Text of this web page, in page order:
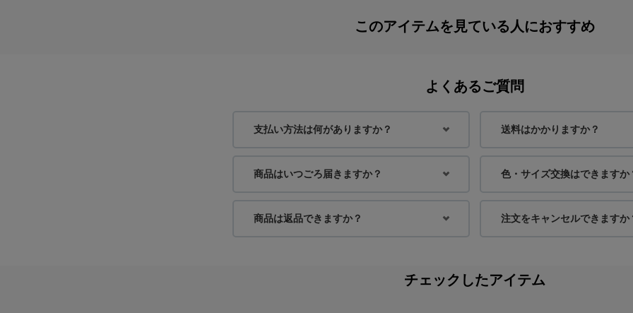
このアイテムを見ている人におすすめ
よくあるご質問
支払い方法は何がありますか？ 送料はかかりますか？
商品はいつごろ届きますか？ 色・サイズ交換はできますか
商品は返品できますか？ 注文をキャンセルできますか
チェックしたアイテム